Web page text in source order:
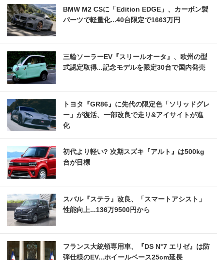
BMW M2 CSに「Edition EDGE」、カーボン製
パーツで軽量化...40台限定で1663万円
三輪ソーラーEV『スリールオータ』、欧州の型
式認定取得...記念モデルを限定30台で国内発売
トヨタ『GR86』に先代の限定色「ソリッドグレ
ー」が復活、一部改良で走り&アイサイトが進
化
初代より軽い? 次期スズキ『アルト』は500kg
台が目標
スバル『ステラ』改良、「スマートアシスト」
性能向上...136万9500円から
フランス大統領専用車、『DS N°7 エリゼ』は防
弾仕様のEV...ホイールベース25cm延長